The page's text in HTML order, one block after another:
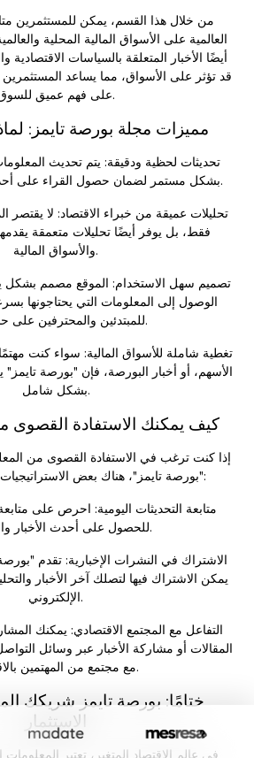
من خلال هذا القسم، يمكن للمستثمرين
العالمية على الأسواق المالية المحلية
أيضًا الأخبار المتعلقة بالسياسات الاقتصادية
قد تؤثر على الأسواق، مما يساعد
على فهم عميق للسوق.
مميزات مجلة بورصة تايمز:
تحديثات لحظية ودقيقة: يتم تحديث
بشكل مستمر لضمان حصول القراء على أحدث البيانات والتحليلات.
تحليلات عميقة من خبراء الاقتصاد: لا يقتصر
فقط، بل يوفر أيضًا تحليلات متعمقة
والأسواق المالية.
تصميم سهل الاستخدام: الموقع مصمم
الوصول إلى المعلومات التي يحتاجونها
للمبتدئين والمحترفين على حد سواء.
تغطية شاملة للأسواق المالية: سواء كنت مهتمًا
الأسهم، أو أخبار البورصة، فإن "بورصة
بشكل شامل.
كيف يمكنك الاستفادة القصوى
إذا كنت ترغب في الاستفادة القصوى من
"بورصة تايمز"، هناك بعض الاستراتيجيات التي يمكنك اتباعها:
متابعة التحديثات اليومية: احرص على
للحصول على أحدث الأخبار والتحليلات.
الاشتراك في النشرات الإخبارية: تقدم
يمكن الاشتراك فيها لتصلك آخر الأخبار
الإلكتروني.
التفاعل مع المجتمع الاقتصادي: يمكنك
المقالات أو مشاركة الأخبار عبر وسائل
مع مجتمع من المهتمين بالاقتصاد.
ختامًا: بورصة تايمز شريكك
الاستثمار